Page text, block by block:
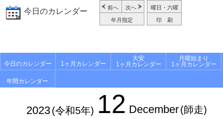
今日のカレンダー 前へ 次へ
年月指定
曜日・六曜
印 刷
今日のカレンダー 1ヶ月カレンダー
大安
1ヶ月カレンダー
月曜始まり
1ヶ月カレンダー
年間カレンダー
2023(令和5年) 12 December(師走)